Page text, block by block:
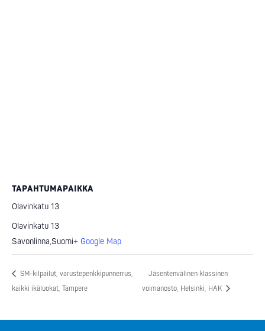
TAPAHTUMAPAIKKA
Olavinkatu 13
Olavinkatu 13
Savonlinna,Suomi+ Google Map
SM-kilpailut, varustepenkkipunnerrus,
kaikki ikäluokat, Tampere
Jäsentenvälinen klassinen
voimanosto, Helsinki, HAK